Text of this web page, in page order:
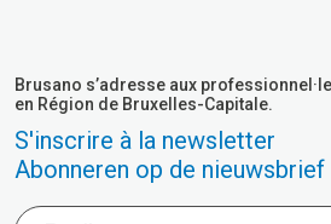
Brusano s’adresse aux
en Région de Bruxelles-Capitale.
S'inscrire à la newsletter
Abonneren op de nieuwsbrief